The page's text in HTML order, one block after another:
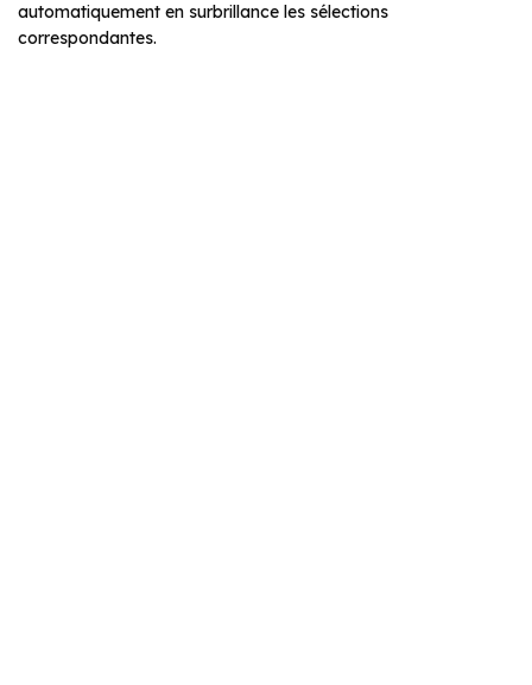
automatiquement en surbrillance les sélections
correspondantes.